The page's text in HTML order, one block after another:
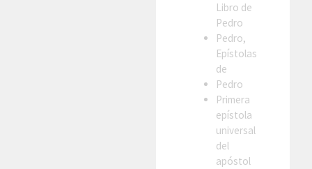
Libro de
Pedro
Pedro,
Epístolas
de
Pedro
Primera
epístola
universal
del
apóstol